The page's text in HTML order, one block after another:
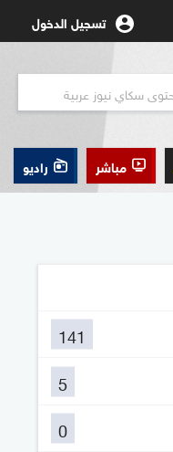
تسجيل الدخول
مباشر راديو
141
5
0